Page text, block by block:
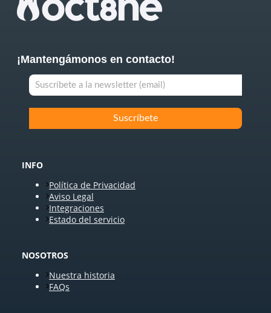
¡Mantengámonos en contacto!
INFO
Política de Privacidad
Aviso Legal
Integraciones
Estado del servicio
NOSOTROS
Nuestra historia
FAQs